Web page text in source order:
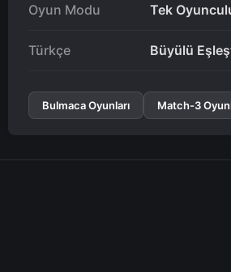
Oyun Modu Tek
Türkçe Büyülü
Bulmaca Oyunları Match-3